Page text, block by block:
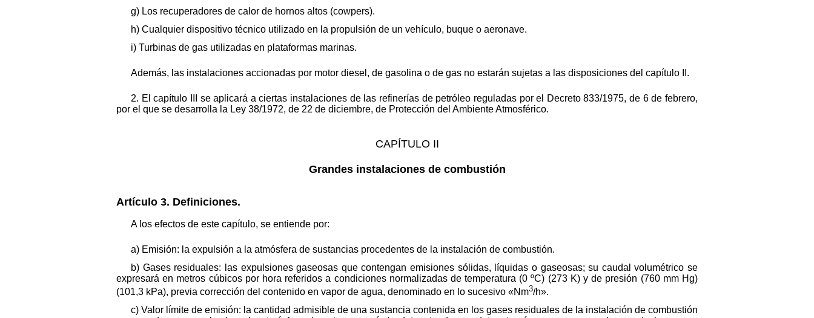
g) Los recuperadores de calor de hornos altos (cowpers).
h) Cualquier dispositivo técnico utilizado en la propulsión de un vehículo, buque o aeronave.
i) Turbinas de gas utilizadas en plataformas marinas.
Además, las instalaciones accionadas por motor diesel, de gasolina o de gas no estarán sujetas a las disposiciones del capítulo II.
2. El capítulo III se aplicará a ciertas instalaciones de las refinerías de petróleo reguladas por el Decreto 833/1975, de 6 de febrero,
por el que se desarrolla la Ley 38/1972, de 22 de diciembre, de Protección del Ambiente Atmosférico.
CAPÍTULO II
Grandes instalaciones de combustión
Artículo 3. Definiciones.
A los efectos de este capítulo, se entiende por:
a) Emisión: la expulsión a la atmósfera de sustancias procedentes de la instalación de combustión.
b) Gases residuales: las expulsiones gaseosas que contengan emisiones sólidas, líquidas o gaseosas; su caudal volumétrico se
expresará en metros cúbicos por hora referidos a condiciones normalizadas de temperatura (0 ºC) (273 K) y de presión (760 mm Hg)
(101,3 kPa), previa corrección del contenido en vapor de agua, denominado en lo sucesivo «Nm3/h».
c) Valor límite de emisión: la cantidad admisible de una sustancia contenida en los gases residuales de la instalación de combustión